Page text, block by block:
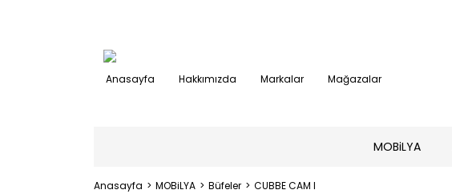
Anasayfa Hakkımızda Markalar Mağazalar
MOBiLYA
Anasayfa MOBiLYA Büfeler CUBBE CAM I